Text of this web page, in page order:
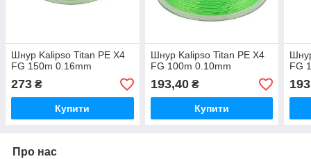
Шнур Kalipso Titan PE X4
FG 150m 0.16mm
273 ₴
Купити
Шнур Kalipso Titan PE X4
FG 100m 0.10mm
193,40₴
Купити
FG
Про нас